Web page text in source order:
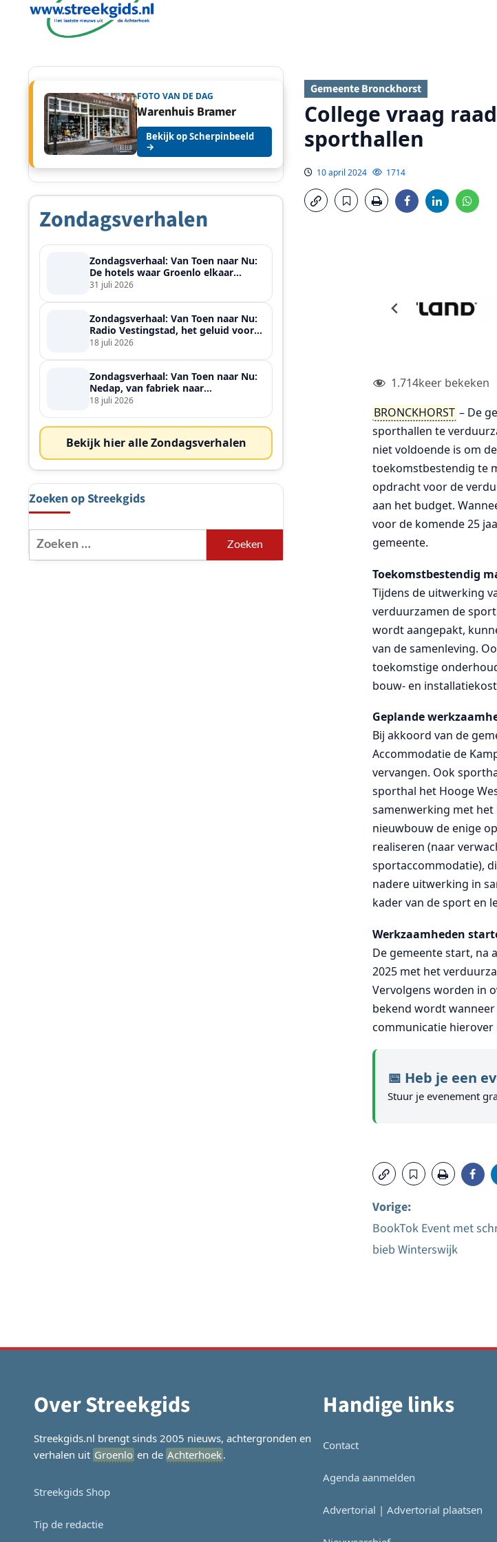
Gemeente Bronckhorst
College vraag
sporthallen
10 april 2024 1714
1.714keer bekeken
BRONCKHORST – De
sporthallen te
niet voldoende is om
toekomstbestendig te
opdracht voor de
aan het budget.
voor de komende 25
gemeente.
Toekomstbestendig
Tijdens de uitwerking
verduurzamen de
wordt aangepakt,
van de samenleving.
toekomstige
bouw- en
Geplande
Bij akkoord van de
Accommodatie de
vervangen. Ook
sporthal het Hooge
samenwerking met het
nieuwbouw de enige
realiseren (naar
sportaccommodatie),
nadere uitwerking in
kader van de sport en
Werkzaamheden
De gemeente start, na
2025 met het
Vervolgens worden in
bekend wordt
communicatie
📅 Heb je een
Stuur je evenement
Bericht
Vorige:
BookTok Event met
bieb Winterswijk
FOTO VAN DE DAG
Warenhuis Bramer
Bekijk op Scherpinbeeld
→
Zondagsverhalen
Zondagsverhaal: Van Toen naar Nu:
De hotels waar Groenlo elkaar
ontmoette
31 juli 2026
Zondagsverhaal: Van Toen naar Nu:
Radio Vestingstad, het geluid voor
heel de streek
18 juli 2026
Zondagsverhaal: Van Toen naar Nu:
Nedap, van fabriek naar
wereldspeler
18 juli 2026
Bekijk hier alle Zondagsverhalen
Zoeken op Streekgids
Zoeken
naar:
Over Streekgids
Streekgids.nl brengt sinds 2005 nieuws, achtergronden en
verhalen uit Groenlo en de Achterhoek.
Streekgids Shop
Tip de redactie
Handige links
Contact
Agenda aanmelden
Advertorial | Advertorial plaatsen